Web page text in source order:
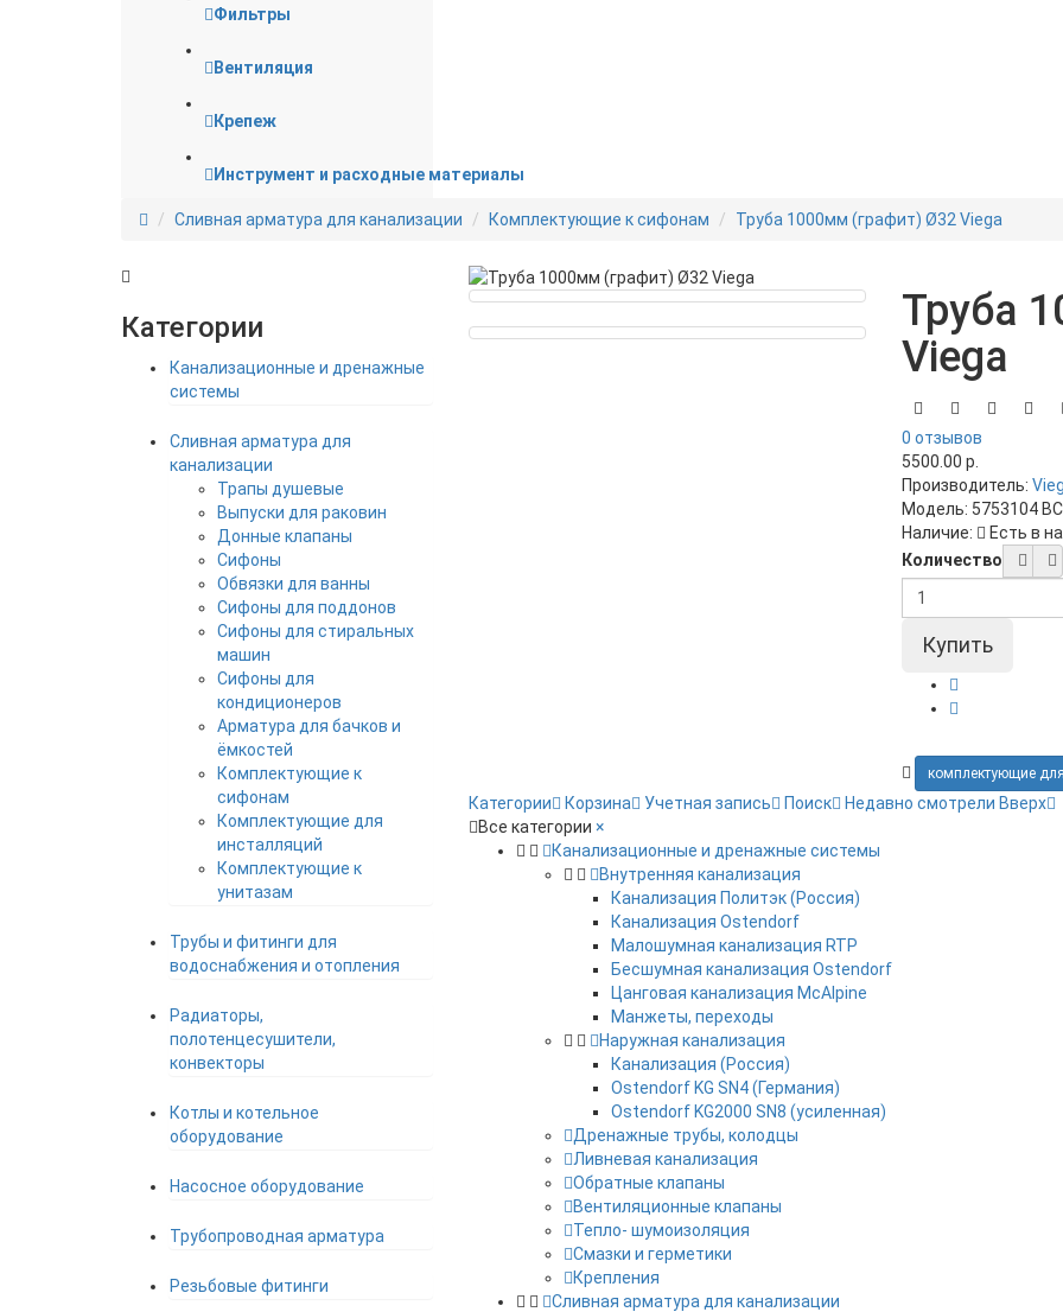
Фильтры
Вентиляция
Крепеж
Инструмент и расходные материалы
Сливная арматура для канализации Комплектующие к сифонам Труба 1000мм (графит) Ø32 Viega
Категории
Канализационные и дренажные
системы
Сливная арматура для
канализации
Трапы душевые
Выпуски для раковин
Донные клапаны
Сифоны
Обвязки для ванны
Сифоны для поддонов
Сифоны для стиральных
машин
Сифоны для
кондиционеров
Арматура для бачков и
ёмкостей
Комплектующие к
сифонам
Комплектующие для
инсталляций
Комплектующие к
унитазам
Трубы и фитинги для
водоснабжения и отопления
Радиаторы,
полотенцесушители,
конвекторы
Котлы и котельное
оборудование
Насосное оборудование
Трубопроводная арматура
Резьбовые фитинги
Труба
Viega
0 отзывов
5500.00 р.
Производитель:
Модель: 5753104 BC
Наличие:
Есть в
Количество
комплектующие
Категории Корзина Учетная запись Поиск Недавно смотрели Вверх
Все категории ×
Канализационные и дренажные системы
Внутренняя канализация
Канализация Политэк (Россия)
Канализация Ostendorf
Малошумная канализация RTP
Бесшумная канализация Ostendorf
Цанговая канализация McAlpine
Манжеты, переходы
Наружная канализация
Канализация (Россия)
Ostendorf KG SN4 (Германия)
Ostendorf KG2000 SN8 (усиленная)
Дренажные трубы, колодцы
Ливневая канализация
Обратные клапаны
Вентиляционные клапаны
Тепло- шумоизоляция
Смазки и герметики
Крепления
Сливная арматура для канализации